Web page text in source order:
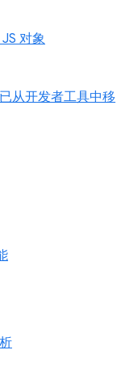
对象
从开发者工具中移